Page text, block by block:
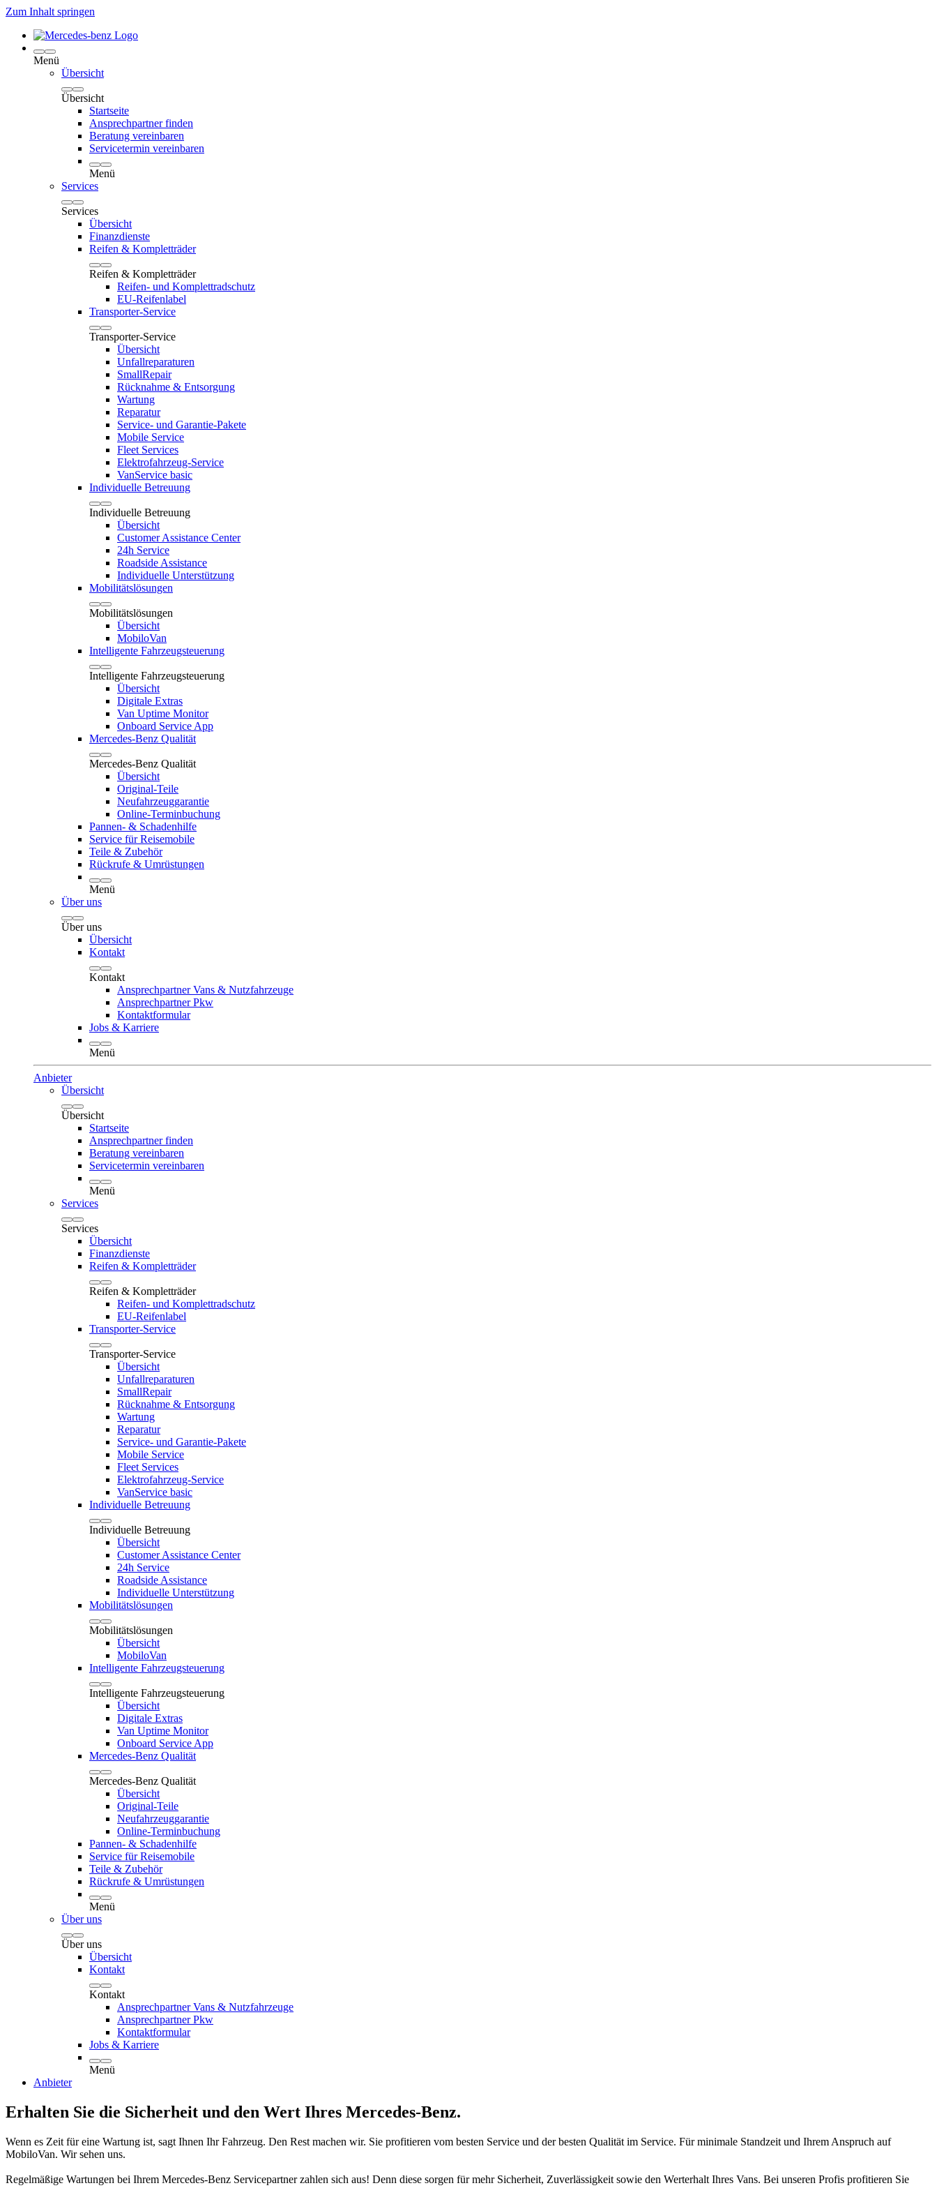
Zum Inhalt springen
Menü
Übersicht
Übersicht
Startseite
Ansprechpartner finden
Beratung vereinbaren
Servicetermin vereinbaren
Menü
Services
Services
Übersicht
Finanzdienste
Reifen & Kompletträder
Reifen & Kompletträder
Reifen- und Komplettradschutz
EU-Reifenlabel
Transporter-Service
Transporter-Service
Übersicht
Unfallreparaturen
SmallRepair
Rücknahme & Entsorgung
Wartung
Reparatur
Service- und Garantie-Pakete
Mobile Service
Fleet Services
Elektrofahrzeug-Service
VanService basic
Individuelle Betreuung
Individuelle Betreuung
Übersicht
Customer Assistance Center
24h Service
Roadside Assistance
Individuelle Unterstützung
Mobilitätslösungen
Mobilitätslösungen
Übersicht
MobiloVan
Intelligente Fahrzeugsteuerung
Intelligente Fahrzeugsteuerung
Übersicht
Digitale Extras
Van Uptime Monitor
Onboard Service App
Mercedes-Benz Qualität
Mercedes-Benz Qualität
Übersicht
Original-Teile
Neufahrzeuggarantie
Online-Terminbuchung
Pannen- & Schadenhilfe
Service für Reisemobile
Teile & Zubehör
Rückrufe & Umrüstungen
Menü
Über uns
Über uns
Übersicht
Kontakt
Kontakt
Ansprechpartner Vans & Nutzfahrzeuge
Ansprechpartner Pkw
Kontaktformular
Jobs & Karriere
Menü
Anbieter
Übersicht
Übersicht
Startseite
Ansprechpartner finden
Beratung vereinbaren
Servicetermin vereinbaren
Menü
Services
Services
Übersicht
Finanzdienste
Reifen & Kompletträder
Reifen & Kompletträder
Reifen- und Komplettradschutz
EU-Reifenlabel
Transporter-Service
Transporter-Service
Übersicht
Unfallreparaturen
SmallRepair
Rücknahme & Entsorgung
Wartung
Reparatur
Service- und Garantie-Pakete
Mobile Service
Fleet Services
Elektrofahrzeug-Service
VanService basic
Individuelle Betreuung
Individuelle Betreuung
Übersicht
Customer Assistance Center
24h Service
Roadside Assistance
Individuelle Unterstützung
Mobilitätslösungen
Mobilitätslösungen
Übersicht
MobiloVan
Intelligente Fahrzeugsteuerung
Intelligente Fahrzeugsteuerung
Übersicht
Digitale Extras
Van Uptime Monitor
Onboard Service App
Mercedes-Benz Qualität
Mercedes-Benz Qualität
Übersicht
Original-Teile
Neufahrzeuggarantie
Online-Terminbuchung
Pannen- & Schadenhilfe
Service für Reisemobile
Teile & Zubehör
Rückrufe & Umrüstungen
Menü
Über uns
Über uns
Übersicht
Kontakt
Kontakt
Ansprechpartner Vans & Nutzfahrzeuge
Ansprechpartner Pkw
Kontaktformular
Jobs & Karriere
Menü
Anbieter
Erhalten Sie die Sicherheit und den Wert Ihres Mercedes-Benz.
Wenn es Zeit für eine Wartung ist, sagt Ihnen Ihr Fahrzeug. Den Rest machen wir. Sie profitieren vom besten Service und der besten Qualität im Service. Für minimale Standzeit und Ihrem Anspruch auf
MobiloVan. Wir sehen uns.
Regelmäßige Wartungen bei Ihrem Mercedes-Benz Servicepartner zahlen sich aus! Denn diese sorgen für mehr Sicherheit, Zuverlässigkeit sowie den Werterhalt Ihres Vans. Bei unseren Profis profitieren Sie